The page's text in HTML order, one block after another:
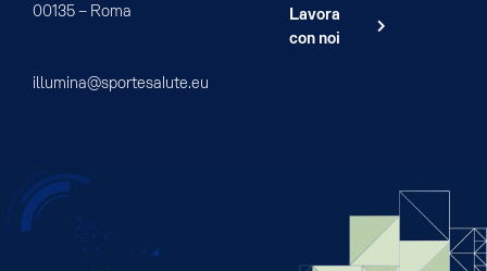
00135 – Roma
illumina@sportesalute.eu
Lavora
con noi